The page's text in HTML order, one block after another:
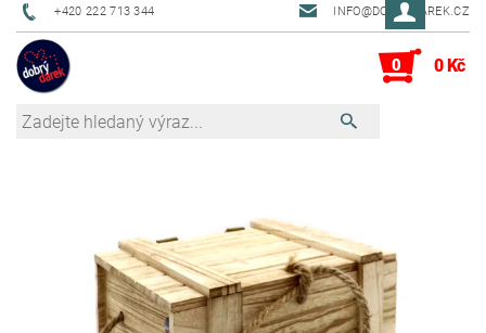
+420 222 713 344 INFO@DOBRYDAREK.CZ
0 0 Kč